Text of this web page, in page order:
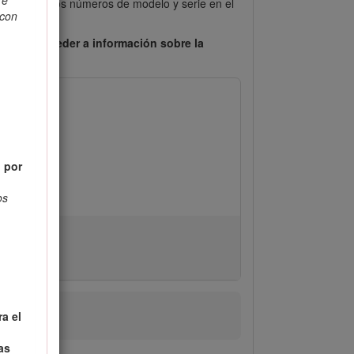
por
el
para acceder a información sobre la